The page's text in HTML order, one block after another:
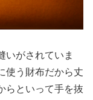
いがされていま
使う財布だから丈
らといって手を抜